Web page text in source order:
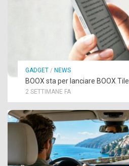
GADGET / NEWS
BOOX sta per lanciare BOOX Tile
2 SETTIMANE FA